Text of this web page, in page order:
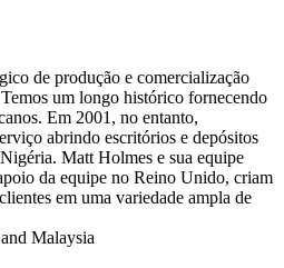
de produção e comercialização
um longo histórico fornecendo
Em 2001, no entanto,
abrindo escritórios e depósitos
Matt Holmes e sua equipe
da equipe no Reino Unido, criam
em uma variedade ampla de